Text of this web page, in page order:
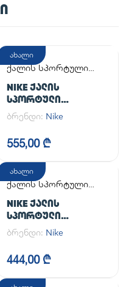
ახალი
ქალის სპორტული
NIKE ᲥᲐᲚᲘᲡ
ᲡᲞᲝᲠᲢᲣᲚᲘ
ᲤᲔᲮᲡᲐᲪᲛᲔᲚᲘ W NSW
AF1 AF1
ბრენდი: Nike
555,00 ₾
ახალი
ქალის სპორტული
NIKE ᲥᲐᲚᲘᲡ
ᲡᲞᲝᲠᲢᲣᲚᲘ
ᲤᲔᲮᲡᲐᲪᲛᲔᲚᲘ WMNS
AIR FORCE 1 '07
ბრენდი: Nike
444,00 ₾